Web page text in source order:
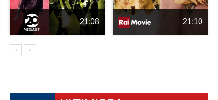
21:08 21:10